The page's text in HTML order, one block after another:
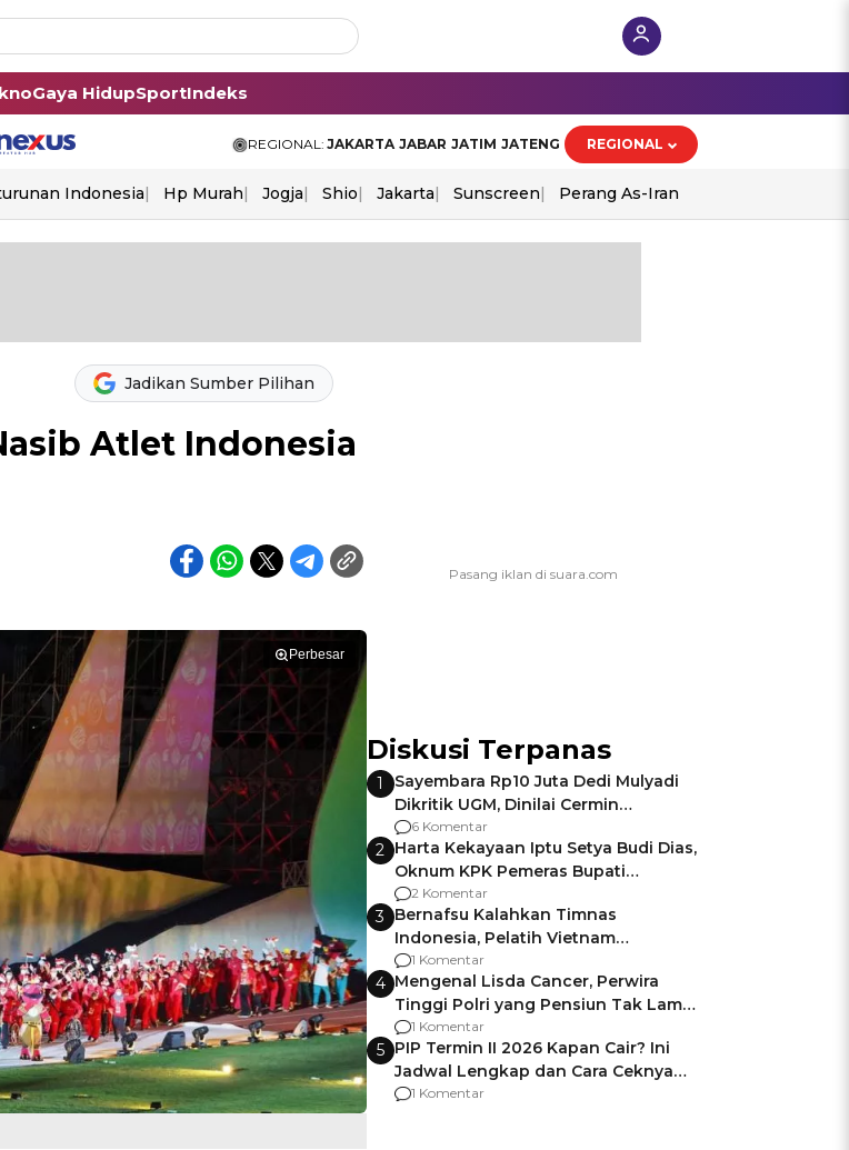
Gaya HidupSportIndeks
REGIONAL: JAKARTA JABAR JATIM JATENG REGIONAL
Indonesia Hp Murah Jogja Shio Jakarta Sunscreen Perang As-Iran
Jadikan Sumber Pilihan
Atlet Indonesia
Perbesar
Diskusi Terpanas
1
Sayembara Rp10 Juta Dedi Mulyadi
Dikritik UGM, Dinilai Cermin
Gagalnya Negara Jamin Keamanan
6 Komentar
2 Harta Kekayaan Iptu Setya Budi Dias,
Oknum KPK Pemeras Bupati
Pemalang
2 Komentar
3 Bernafsu Kalahkan Timnas
Indonesia, Pelatih Vietnam
Berencana Pakai Jimat di Pakansari
1 Komentar
4 Mengenal Lisda Cancer, Perwira
Tinggi Polri yang Pensiun Tak Lama
Usai Jadi Brigjen
1 Komentar
5 PIP Termin II 2026 Kapan Cair? Ini
Jadwal Lengkap dan Cara Ceknya
agar Dana Tidak Hangus!
1 Komentar